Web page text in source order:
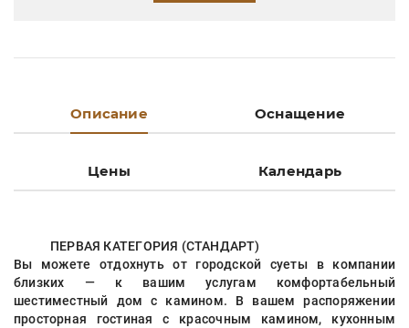
Описание Оснащение
Цены Календарь
ПЕРВАЯ КАТЕГОРИЯ (СТАНДАРТ)
Вы можете отдохнуть от городской суеты в компании
близких — к вашим услугам комфортабельный
шестиместный дом с камином. В вашем распоряжении
просторная гостиная с красочным камином, кухонным